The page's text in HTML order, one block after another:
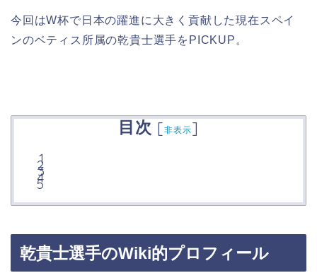
今回はW杯で日本の躍進に大きく貢献した現在スペイ
ンのベティス所属の乾貴士選手をPICKUP。
目次 [非表示]
乾貴士選手のWiki的プロフィール